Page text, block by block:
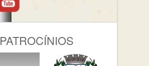
PATROCÍNIOS